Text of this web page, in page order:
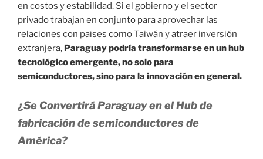
en costos y estabilidad. Si el gobierno y el sector
privado trabajan en conjunto para aprovechar las
relaciones con países como Taiwán y atraer inversión
extranjera, Paraguay podría transformarse en un hub
tecnológico emergente, no solo para
semiconductores, sino para la innovación en general.
¿Se Convertirá Paraguay en el Hub de
fabricación de semiconductores de
América?